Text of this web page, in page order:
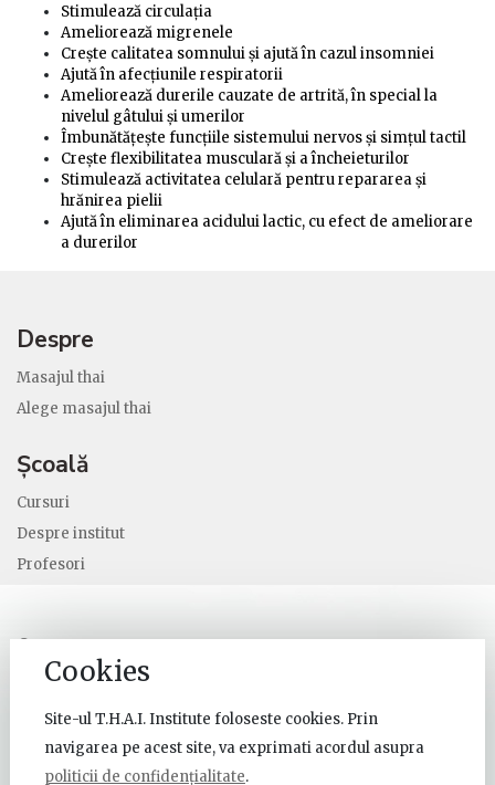
Stimulează circulația
Ameliorează migrenele
Crește calitatea somnului și ajută în cazul insomniei
Ajută în afecțiunile respiratorii
Ameliorează durerile cauzate de artrită, în special la
nivelul gâtului și umerilor
Îmbunătățește funcțiile sistemului nervos și simțul tactil
Crește flexibilitatea musculară și a încheieturilor
Stimulează activitatea celulară pentru repararea și
hrănirea pielii
Ajută în eliminarea acidului lactic, cu efect de ameliorare
a durerilor
Despre
Masajul thai
Alege masajul thai
Școală
Cursuri
Despre institut
Profesori
Cookies
Site-ul T.H.A.I. Institute foloseste cookies. Prin
navigarea pe acest site, va exprimati acordul asupra
politicii de confidențialitate.